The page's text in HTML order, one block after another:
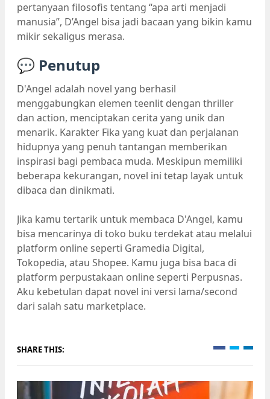
pertanyaan filosofis tentang “apa arti menjadi
manusia”, D’Angel bisa jadi bacaan yang bikin kamu
mikir sekaligus merasa.
💬 Penutup
D'Angel adalah novel yang berhasil
menggabungkan elemen teenlit dengan thriller
dan action, menciptakan cerita yang unik dan
menarik. Karakter Fika yang kuat dan perjalanan
hidupnya yang penuh tantangan memberikan
inspirasi bagi pembaca muda. Meskipun memiliki
beberapa kekurangan, novel ini tetap layak untuk
dibaca dan dinikmati.
Jika kamu tertarik untuk membaca D'Angel, kamu
bisa mencarinya di toko buku terdekat atau melalui
platform online seperti Gramedia Digital,
Tokopedia, atau Shopee. Kamu juga bisa baca di
platform perpustakaan online seperti Perpusnas.
Aku kebetulan dapat novel ini versi lama/second
dari salah satu marketplace.
SHARE THIS: